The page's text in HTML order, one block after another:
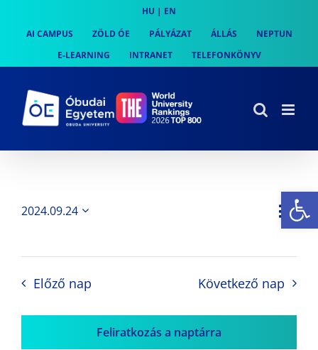
content
HU | EN
AI CAMPUS
ZÖLD ÓE PÁLYÁZAT ÁLLÁS
NEPTUN
E-LEARNING
INTRANET TELEFONKÖNYV
Nap
2024.09.24
Előző nap Következő nap
Feliratkozás a naptárra